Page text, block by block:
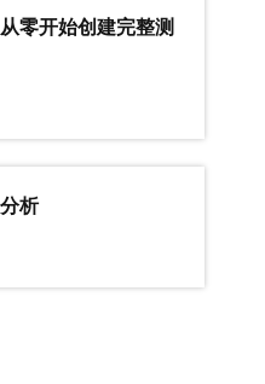
零开始创建完整测
析